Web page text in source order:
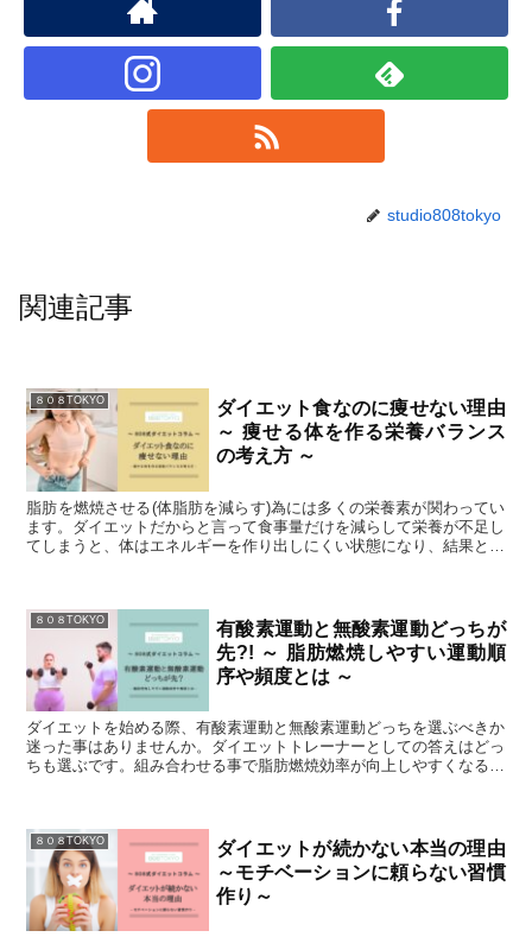
studio808tokyo
関連記事
８０８TOKYO
ダイエット食なのに痩せない理由
～ 痩せる体を作る栄養バランス
の考え方 ～
脂肪を燃焼させる(体脂肪を減らす)為には多くの栄養素が関わってい
ます。ダイエットだからと言って食事量だけを減らして栄養が不足し
てしまうと、体はエネルギーを作り出しにくい状態になり、結果とし
８０８TOKYO
有酸素運動と無酸素運動どっちが
先?! ～ 脂肪燃焼しやすい運動順
序や頻度とは ～
ダイエットを始める際、有酸素運動と無酸素運動どっちを選ぶべきか
迷った事はありませんか。ダイエットトレーナーとしての答えはどっ
ちも選ぶです。組み合わせる事で脂肪燃焼効率が向上しやすくなるか
８０８TOKYO
ダイエットが続かない本当の理由
～モチベーションに頼らない習慣
作り～